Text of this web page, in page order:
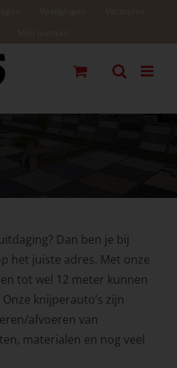
Dan ben je bij
het juiste adres. Met onze
tot wel 12 meter kunnen
knijperauto’s zijn
afvoeren van
materialen en nog veel